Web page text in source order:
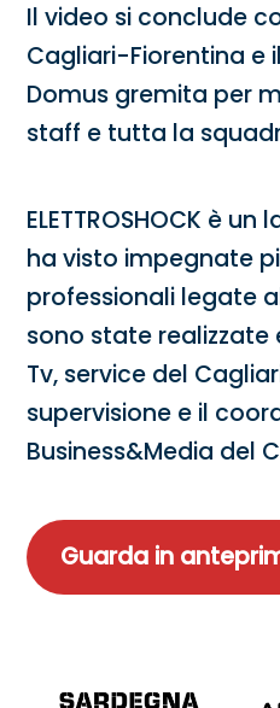
Il video si conclude
Cagliari-Fiorentina e
Domus gremita per
staff e tutta la
ELETTROSHOCK è
ha visto impegnate
professionali legate
sono state realizzate
Tv, service del
supervisione e il
Business&Media del
Guarda in